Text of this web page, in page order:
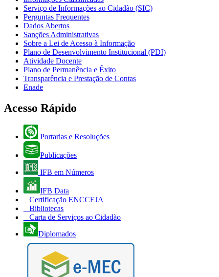
Serviço de Informações ao Cidadão (SIC)
Perguntas Frequentes
Dados Abertos
Sanções Administrativas
Sobre a Lei de Acesso à Informação
Plano de Desenvolvimento Institucional (PDI)
Atividade Docente
Plano de Permanência e Êxito
Transparência e Prestação de Contas
Enade
Acesso Rápido
Portarias e Resoluções
Publicações
IFB em Números
IFB Data
Certificação ENCCEJA
Bibliotecas
Carta de Serviços ao Cidadão
Diplomados